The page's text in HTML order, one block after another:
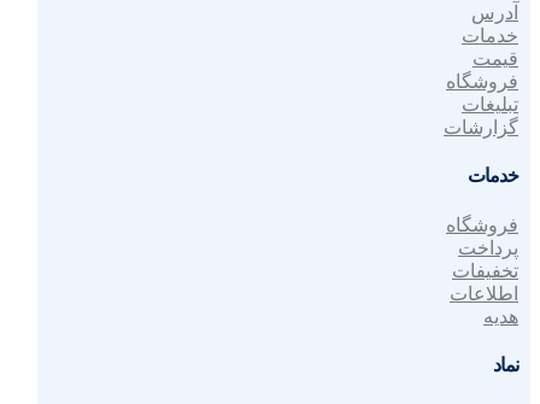
آدرس
خدمات
قیمت
فروشگاه
تبلیغات
گزارشات
خدمات
فروشگاه
پرداخت
تخفیفات
اطلاعات
هدیه
نماد